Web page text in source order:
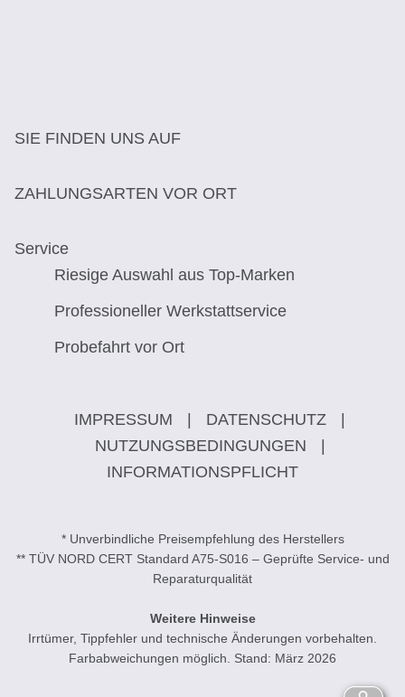
SIE FINDEN UNS AUF
ZAHLUNGSARTEN VOR ORT
Service
Riesige Auswahl aus Top-Marken
Professioneller Werkstattservice
Probefahrt vor Ort
IMPRESSUM DATENSCHUTZ
NUTZUNGSBEDINGUNGEN
INFORMATIONSPFLICHT
* Unverbindliche Preisempfehlung des Herstellers
** TÜV NORD CERT Standard A75-S016 – Geprüfte Service- und
Reparaturqualität
Weitere Hinweise
Irrtümer, Tippfehler und technische Änderungen vorbehalten.
Farbabweichungen möglich. Stand: März 2026